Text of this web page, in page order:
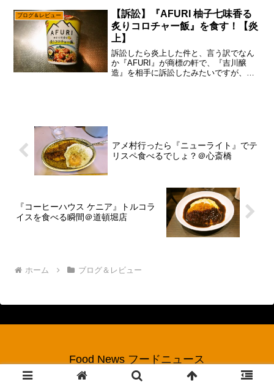
関東地方ら辺です...
ブログ＆レビュー
【訴訟】『AFURI 柚子七味香る
炙りコロチャー飯』を食す！【炎
上】
訴訟したら炎上した件と、言う訳でなん
か『AFURI』が商標の軒で、『吉川醸
造』を相手に訴訟したみたいですが、あ
アメ村行ったら『ニューライト』でテ
リスペ食べるでしょ？＠心斎橋
『コーヒーハウス ケニア』トルコラ
イスを食べる瞬間＠道頓堀店
ホーム ブログ＆レビュー
Food News フードニュース
© 2017 Food News フードニュース.